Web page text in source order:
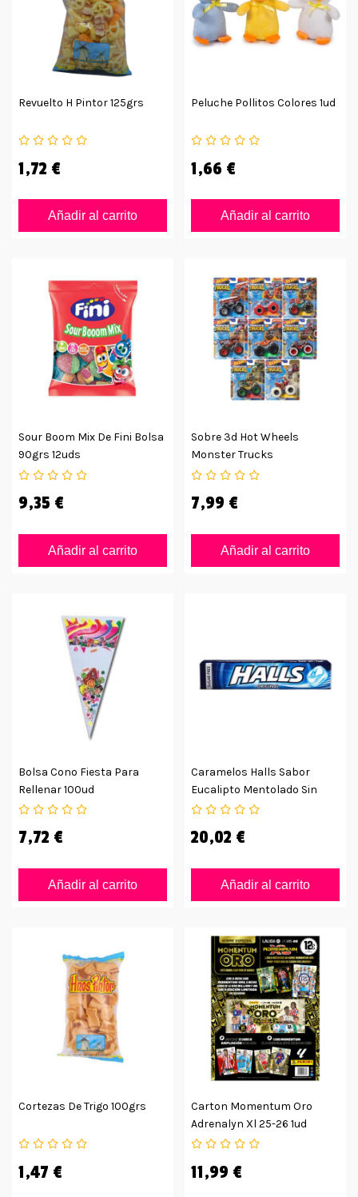
Revuelto H Pintor 125grs
1,72 €
Añadir al carrito
Peluche Pollitos Colores 1ud
1,66 €
Añadir al carrito
Sour Boom Mix De Fini Bolsa
90grs 12uds
9,35 €
Añadir al carrito
Sobre 3d Hot Wheels
Monster Trucks
7,99 €
Añadir al carrito
Bolsa Cono Fiesta Para
Rellenar 100ud
7,72 €
Añadir al carrito
Caramelos Halls Sabor
Eucalipto Mentolado Sin
Azúcar
20,02 €
Añadir al carrito
Cortezas De Trigo 100grs
1,47 €
Carton Momentum Oro
Adrenalyn Xl 25-26 1ud
11,99 €